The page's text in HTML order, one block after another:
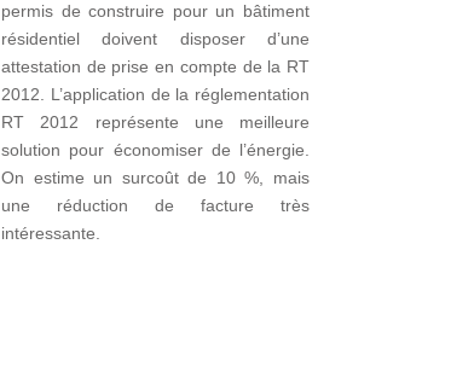
permis de construire pour un bâtiment
résidentiel doivent disposer d’une
attestation de prise en compte de la RT
2012. L’application de la réglementation
RT 2012 représente une meilleure
solution pour économiser de l’énergie.
On estime un surcoût de 10 %, mais
une réduction de facture très
intéressante.